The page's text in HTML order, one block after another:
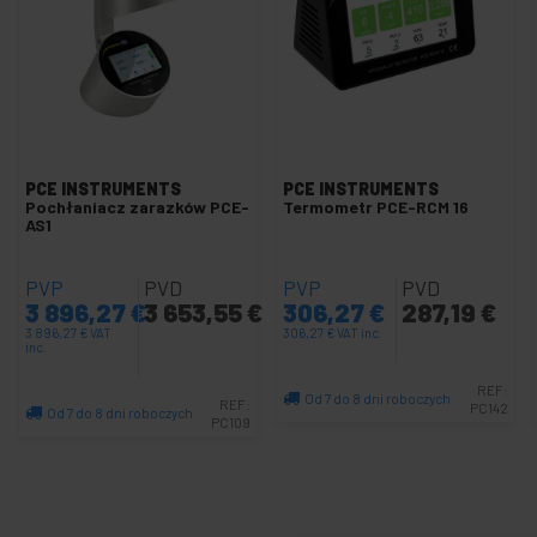
Testery wielofunkcyjne
liczniki i kolektory
Wskaźniki powietrza na kołach
Miernik atmosferyczny
Miernik izolacji i rezystancji
Miernik pojemności
PCE INSTRUMENTS
Pochłaniacz zarazków PCE-
AS1
PVP
3 896,27€
3 896,27 €VAT
inc.
PVD
3 653,55 €
Od 7 do 8 dni roboczych
REF:
PC109
PCE INSTRUMENTS
Termometr PCE-RCM 16
PVP
306,27€
306,27 €VAT inc.
PVD
287,19 €
Od 7 do 8 dni roboczych
REF:
PC142